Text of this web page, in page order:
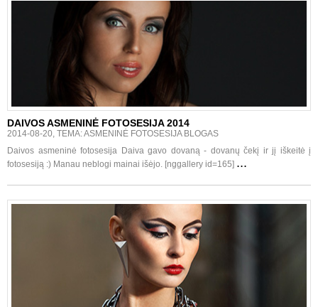
DAIVOS ASMENINĖ FOTOSESIJA 2014
2014-08-20, TEMA: ASMENINĖ FOTOSESIJA BLOGAS
Daivos asmeninė fotosesija Daiva gavo dovaną - dovanų čekį ir jį iškeitė į
fotosesiją :) Manau neblogi mainai išėjo. [nggallery id=165] ...